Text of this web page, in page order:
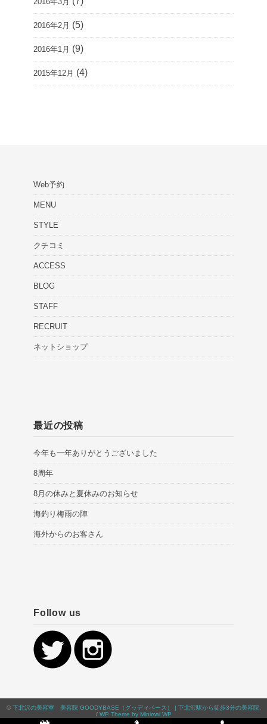
2016年2月 (5)
2016年1月 (9)
2015年12月 (4)
Web予約
MENU
STYLE
クチコミ
ACCESS
BLOG
STAFF
RECRUIT
ネットショップ
最近の投稿
今年も一年ありがとうございました
8周年
8月の休みと夏休みのお知らせ
海釣り梅雨の陣
海外からのお客さん
Follow us
© 下北沢の美容室 美容院 GOODYBASE（グッディベース） | 下北沢駅から徒歩3分の美容院.
/ WP Theme by Minimal WP